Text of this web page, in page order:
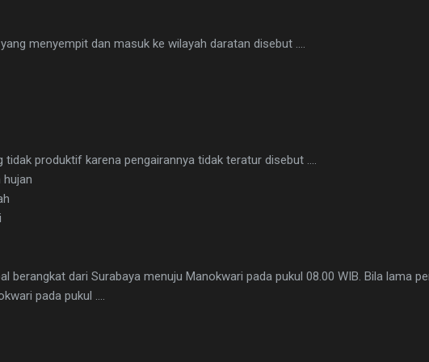
menyempit dan masuk ke wilayah daratan disebut ….
tidak produktif karena pengairannya tidak teratur disebut ….
hujan
berangkat dari Surabaya menuju Manokwari pada pukul 08.00 WIB. Bila lama
pada pukul ….